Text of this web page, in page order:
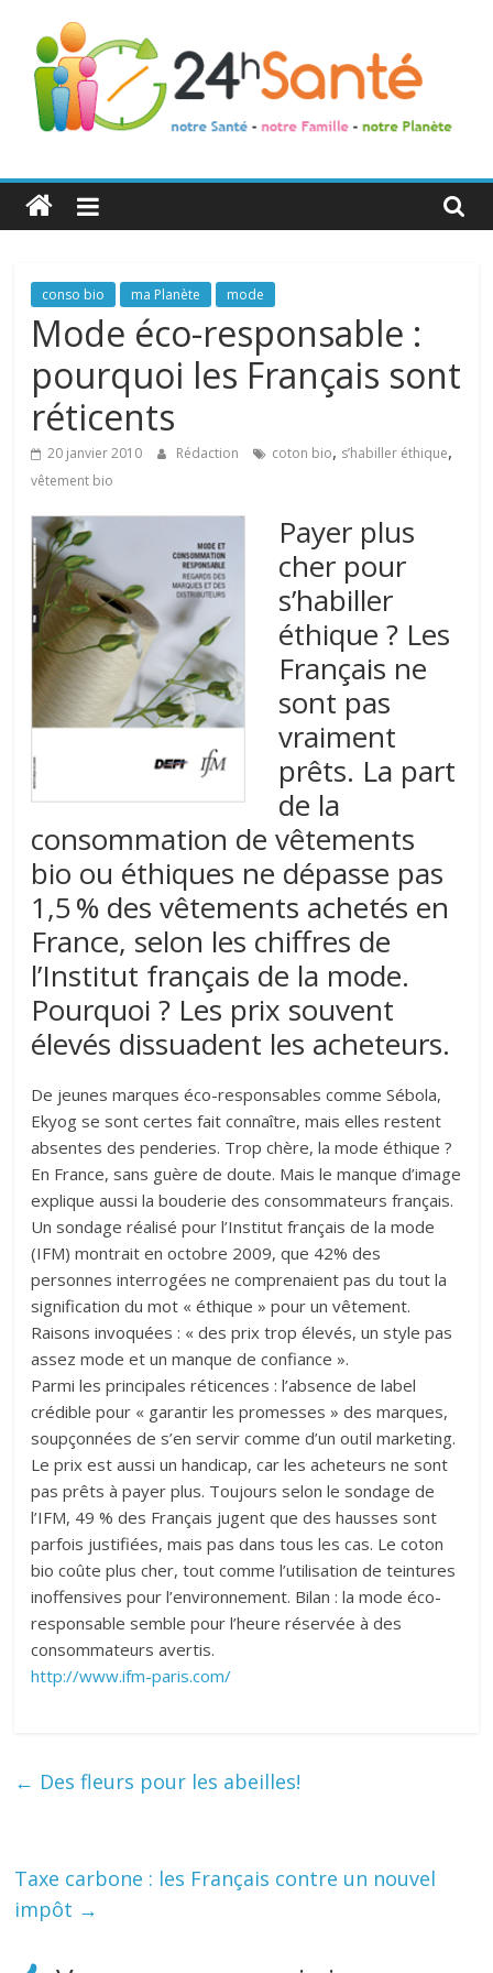
24h
Santé
La
santé
toute
famille
conso bio ma Planète mode
Mode éco-responsable :
pourquoi les Français sont
réticents
20 janvier 2010 Rédaction coton bio, s’habiller éthique,
vêtement bio
Payer plus
cher pour
s’habiller
éthique ? Les
Français ne
sont pas
vraiment
prêts. La part
de la
consommation de vêtements
bio ou éthiques ne dépasse pas
1,5 % des vêtements achetés en
France, selon les chiffres de
l’Institut français de la mode.
Pourquoi ? Les prix souvent
élevés dissuadent les acheteurs.
De jeunes marques éco-responsables comme Sébola,
Ekyog se sont certes fait connaître, mais elles restent
absentes des penderies. Trop chère, la mode éthique ?
En France, sans guère de doute. Mais le manque d’image
explique aussi la bouderie des consommateurs français.
Un sondage réalisé pour l’Institut français de la mode
(IFM) montrait en octobre 2009, que 42% des
personnes interrogées ne comprenaient pas du tout la
signification du mot « éthique » pour un vêtement.
Raisons invoquées : « des prix trop élevés, un style pas
assez mode et un manque de confiance ».
Parmi les principales réticences : l’absence de label
crédible pour « garantir les promesses » des marques,
soupçonnées de s’en servir comme d’un outil marketing.
Le prix est aussi un handicap, car les acheteurs ne sont
pas prêts à payer plus. Toujours selon le sondage de
l’IFM, 49 % des Français jugent que des hausses sont
parfois justifiées, mais pas dans tous les cas. Le coton
bio coûte plus cher, tout comme l’utilisation de teintures
inoffensives pour l’environnement. Bilan : la mode éco-
responsable semble pour l’heure réservée à des
consommateurs avertis.
http://www.ifm-paris.com/
← Des fleurs pour les abeilles!
Taxe carbone : les Français contre un nouvel
impôt →